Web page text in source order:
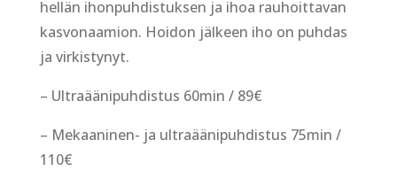
hellän ihonpuhdistuksen ja ihoa rauhoittavan
kasvonaamion. Hoidon jälkeen iho on puhdas
ja virkistynyt.
– Ultraäänipuhdistus 60min / 89€
– Mekaaninen- ja ultraäänipuhdistus 75min /
110€